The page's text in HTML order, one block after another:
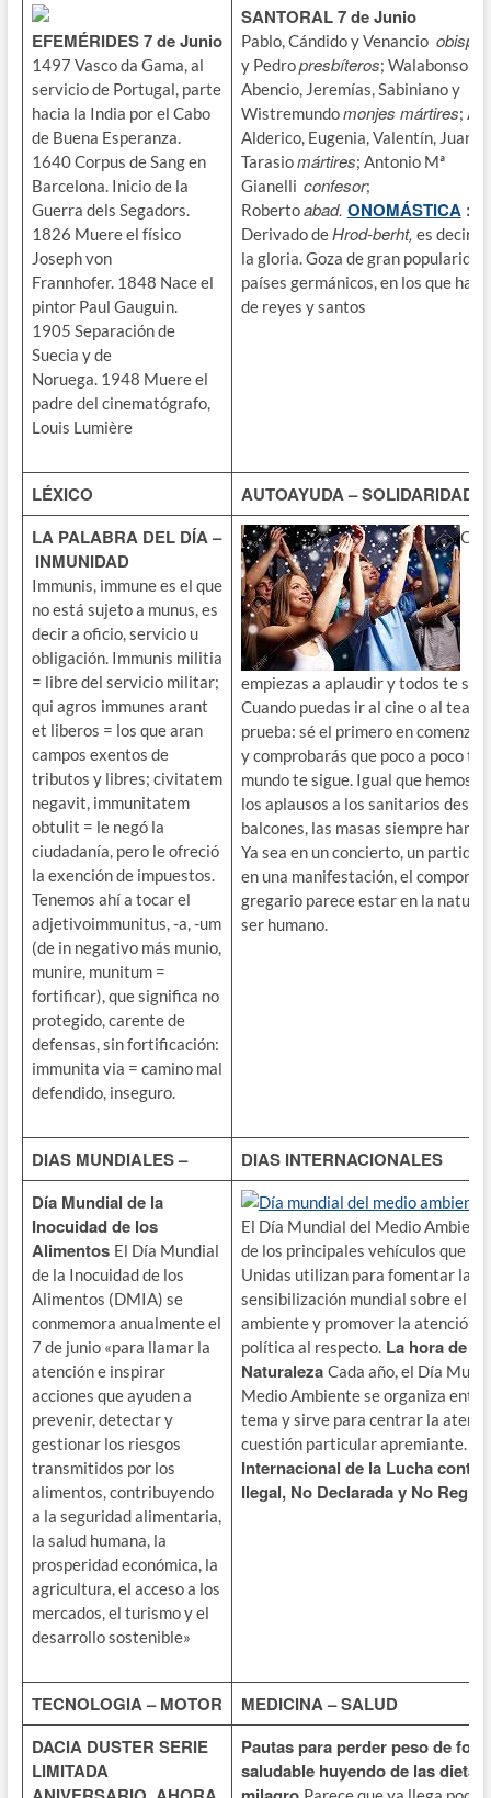
EFEMÉRIDES 7de Junio
1497 Vasco da Gama, al
servicio de Portugal, parte
hacia la India por el Cabo
de Buena Esperanza.
1640 Corpus de Sang en
Barcelona. Inicio de la
Guerra dels Segadors.
1826 Muere el físico
Joseph von
Frannhofer. 1848 Nace el
pintor Paul Gauguin.
1905 Separación de
Suecia y de
Noruega. 1948 Muere el
padre del cinematógrafo,
Louis Lumière
SANTORAL7 de Junio
Pablo, Cándido y Venancio obispos
y Pedropresbíteros; Walabonso
Abencio, Jeremías, Sabiniano y
Wistremundomonjes mártires;
Alderico, Eugenia, Valentín, Juan y
Tarasiomártires; Antonio Mª
Gianelli confesor;
Robertoabad. ONOMÁSTICA:
Derivado deHrod-berht, es decir,
la gloria. Goza de gran
países germánicos, en los que ha
de reyes y santos
LÉXICO
AUTOAYUDA – SOLIDARIDAD
LA PALABRA DEL DÍA –
INMUNIDAD
Immunis, immune es el que
no está sujeto a munus, es
decir a oficio, servicio u
obligación. Immunis militia
= libre del servicio militar;
qui agros immunes arant
et liberos = los que aran
campos exentos de
tributos y libres; civitatem
negavit, immunitatem
obtulit = le negó la
ciudadanía, pero le ofreció
la exención de impuestos.
Tenemos ahí a tocar el
adjetivoimmunitus, -a, -um
(de in negativo más munio,
munire, munitum =
fortificar), que significa no
protegido, carente de
defensas, sin fortificación:
immunita via = camino mal
defendido, inseguro.
empiezas a aplaudir y todos te
Cuando puedas ir al cine o al
prueba: sé el primero en comenzar
y comprobarás que poco a poco
mundo te sigue. Igual que hemos
los aplausos a los sanitarios
balcones, las masas siempre han
Ya sea en un concierto, un partido
en una manifestación, el
gregario parece estar en la
ser humano.
DIAS MUNDIALES –
DIAS INTERNACIONALES
Día Mundial de la
Inocuidad de los
Alimentos El Día Mundial
de la Inocuidad de los
Alimentos (DMIA) se
conmemora anualmente el
7 de junio «para llamar la
atención e inspirar
acciones que ayuden a
prevenir, detectar y
gestionar los riesgos
transmitidos por los
alimentos, contribuyendo
a la seguridad alimentaria,
la salud humana, la
prosperidad económica, la
agricultura, el acceso a los
mercados, el turismo y el
desarrollo sostenible»
Día mundial del medio ambiente
El Día Mundial del Medio
de los principales vehículos que
Unidas utilizan para fomentar la
sensibilización mundial sobre el
ambiente y promover la atención
política al respecto.La hora de la
Naturaleza Cada año, el Día
Medio Ambiente se organiza
tema y sirve para centrar la
cuestión particular apremiante.
Internacional de la Lucha contra
Ilegal, No Declarada y No
TECNOLOGIA – MOTOR
MEDICINA – SALUD
DACIA DUSTER SERIE
LIMITADA
Pautas para perder peso de
saludable huyendo de las dietas